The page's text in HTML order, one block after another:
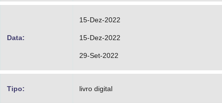
Data:
15-Dez-2022
15-Dez-2022
29-Set-2022
Tipo: livro digital